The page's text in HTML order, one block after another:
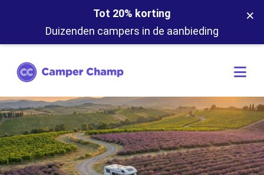
Tot 20% korting
Duizenden campers in de aanbieding
×